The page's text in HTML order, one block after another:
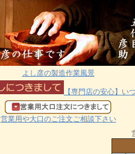
よし彦の製造作業風景
【専門店の安心】い
営業用や大口のご注文ご相談下さい